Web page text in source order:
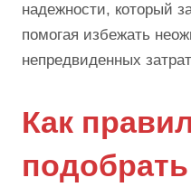
надежности, который
помогая избежать
непредвиденных
Как